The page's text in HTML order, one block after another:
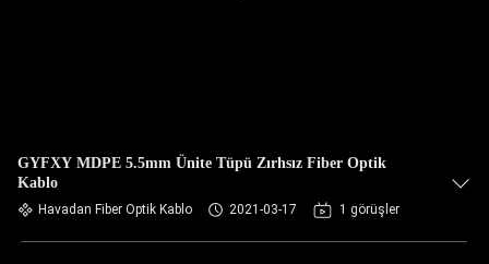
GYFXY MDPE 5.5mm Ünite Tüpü Zırhsız Fiber Optik
Kablo
Havadan Fiber Optik Kablo 2021-03-17 1 görüşler